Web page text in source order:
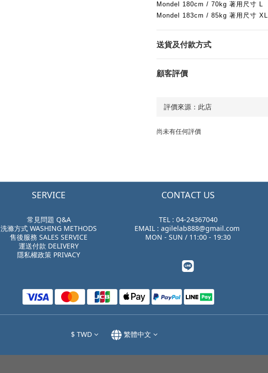
Mondel 180cm / 70kg 著用尺寸 L
Mondel 183cm / 85kg 著用尺寸 XL
送貨及付款方式
顧客評價
尚未有任何評價
SERVICE
常見問題 Q&A
洗滌方式 WASHING METHODS
售後服務 SALES SERVICE
運送付款 DELIVERY
隱私權政策 PRIVACY
CONTACT US
TEL : 04-24367040
EMAIL : agilelab888@gmail.com
MON - SUN / 11:00 - 19:30
$ TWD 繁體中文